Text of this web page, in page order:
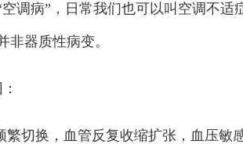
病”，日常我们也可以叫空调不适
非器质性病变。
换，血管反复收缩扩张，血压敏感